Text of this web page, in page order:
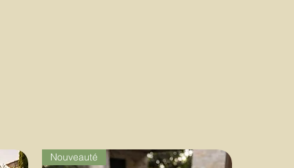
Nouveauté